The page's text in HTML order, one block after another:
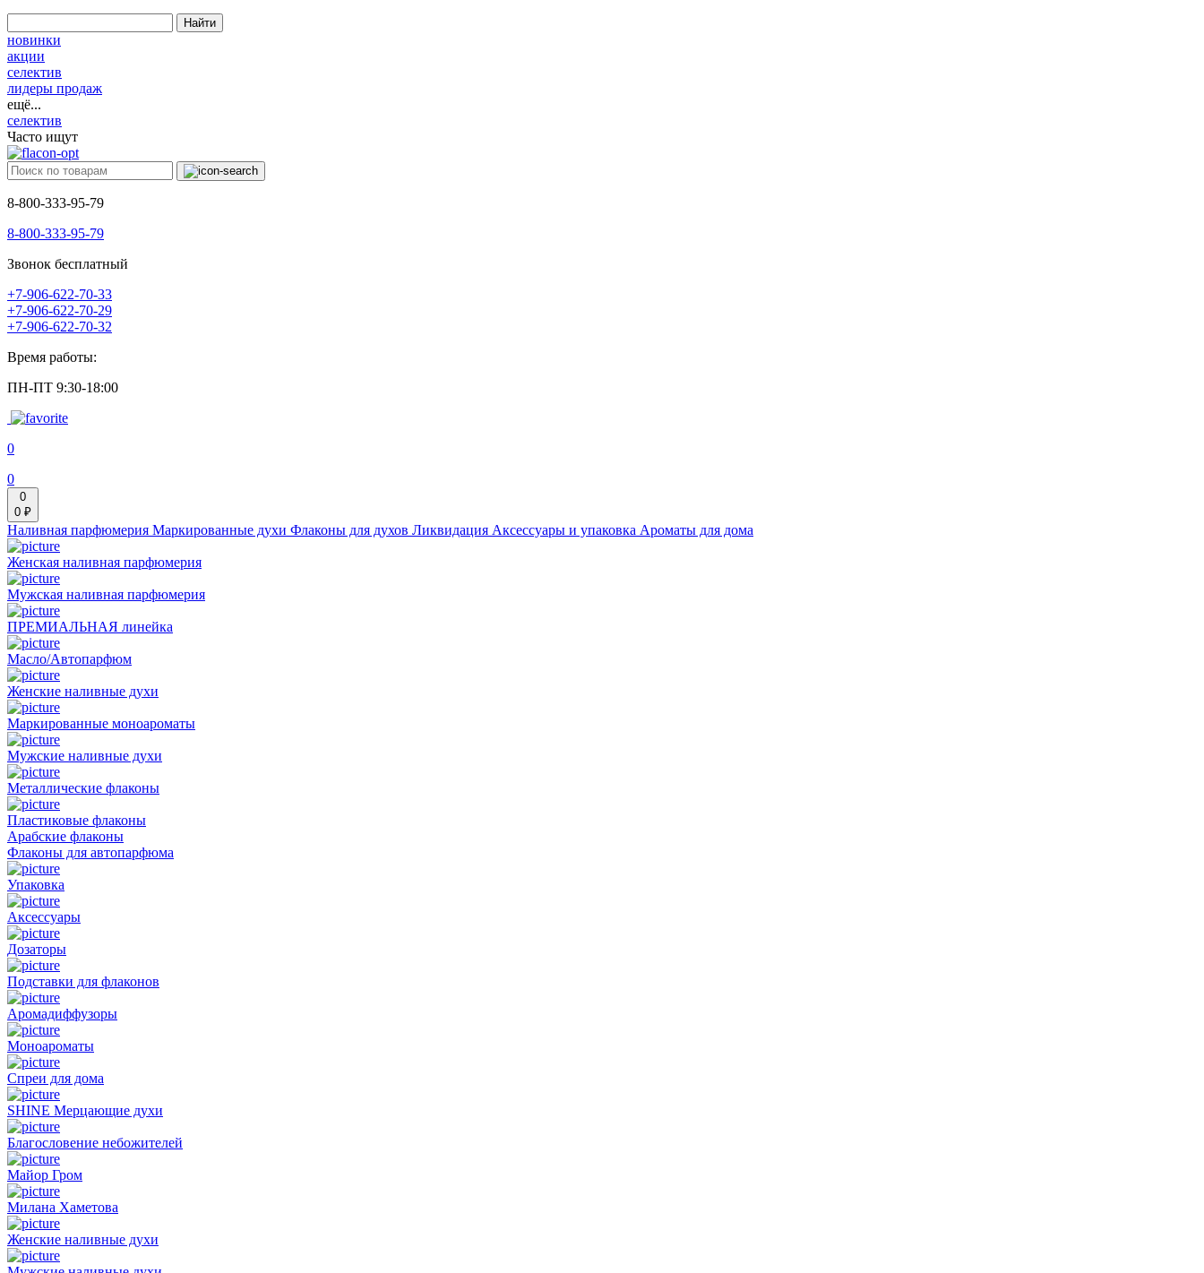
Найти
новинки
акции
селектив
лидеры продаж
ещё...
селектив
Часто ищут
8-800-333-95-79
8-800-333-95-79
Звонок бесплатный
+7-906-622-70-33
+7-906-622-70-29
+7-906-622-70-32
Время работы:
ПН-ПТ 9:30-18:00
0
0
0
0 ₽
Наливная парфюмерия Маркированные духи Флаконы для духов Ликвидация Аксессуары и упаковка Ароматы для дома
Женская наливная парфюмерия
Мужская наливная парфюмерия
ПРЕМИАЛЬНАЯ линейка
Масло/Автопарфюм
Женские наливные духи
Маркированные моноароматы
Мужские наливные духи
Металлические флаконы
Пластиковые флаконы
Арабские флаконы
Флаконы для автопарфюма
Упаковка
Аксессуары
Дозаторы
Подставки для флаконов
Аромадиффузоры
Моноароматы
Спреи для дома
SHINE Мерцающие духи
Благословение небожителей
Майор Гром
Милана Хаметова
Женские наливные духи